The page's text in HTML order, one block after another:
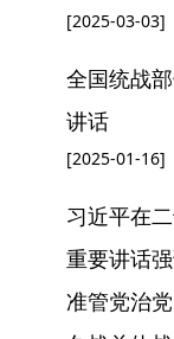
[2025-03-03]
全国统战
讲话
[2025-01-16]
习近平在
重要讲话
准管党治